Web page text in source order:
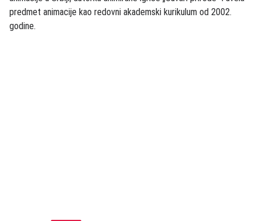
predmet animacije kao redovni akademski kurikulum od 2002.
godine.